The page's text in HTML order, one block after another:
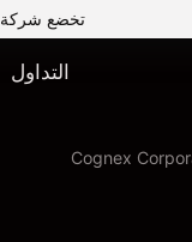
تخضع شركة Capital Com MENA لتداول الأوراق المالية ذ.م.م لرقابة وإشراف هيئة السوق المالية.
التداول
Cognex